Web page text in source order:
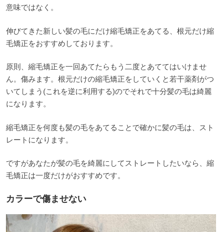
意味ではなく。
伸びてきた新しい髪の毛にだけ縮毛矯正をあてる、根元だけ縮
毛矯正をおすすめしております。
原則、縮毛矯正を一回あてたらもう二度とあててはいけませ
ん。傷みます。根元だけの縮毛矯正をしていくと若干薬剤がつ
いてしまう(これを逆に利用する)のでそれで十分髪の毛は綺麗
になります。
縮毛矯正を何度も髪の毛をあてることで確かに髪の毛は、スト
レートになります。
ですがあなたが髪の毛を綺麗にしてストレートしたいなら、縮
毛矯正は一度だけがおすすめです。
カラーで傷ませない